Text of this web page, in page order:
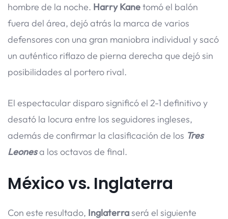
hombre de la noche. Harry Kanetomó el balón
fuera del área, dejó atrás la marca de varios
defensores con una gran maniobra individual y sacó
un auténtico riflazo de pierna derecha que dejó sin
posibilidades al portero rival.
El espectacular disparo significó el 2-1 definitivo y
desató la locura entre los seguidores ingleses,
además de confirmar la clasificación de los Tres
Leonesa los octavos de final.
México vs. Inglaterra
Con este resultado, Inglaterraserá el siguiente